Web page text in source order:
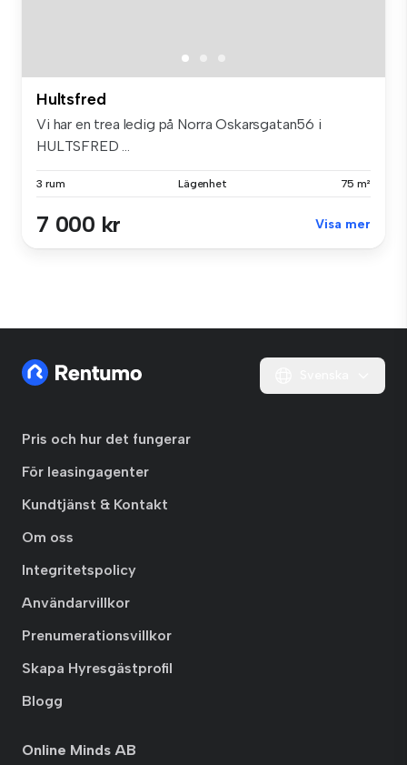
Hultsfred
Vi har en trea ledig på Norra Oskarsgatan56 i
HULTSFRED ...
3 rum Lägenhet 75 m²
7 000 kr Visa mer
Pris och hur det fungerar
För leasingagenter
Kundtjänst & Kontakt
Om oss
Integritetspolicy
Användarvillkor
Prenumerationsvillkor
Skapa Hyresgästprofil
Blogg
Online Minds AB